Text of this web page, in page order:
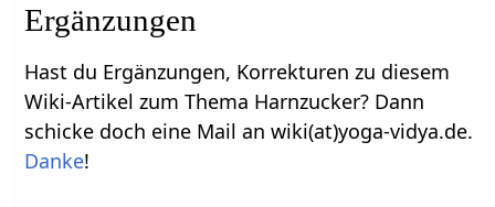
Ergänzungen
Hast du Ergänzungen, Korrekturen zu diesem
Wiki-Artikel zum Thema Harnzucker? Dann
schicke doch eine Mail an wiki(at)yoga-vidya.de.
Danke!